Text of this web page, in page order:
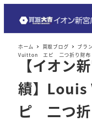
ホーム 買取ブログ ブラ
Vuitton エピ 二つ折り財布
【イオン
績】
ピ 二つ